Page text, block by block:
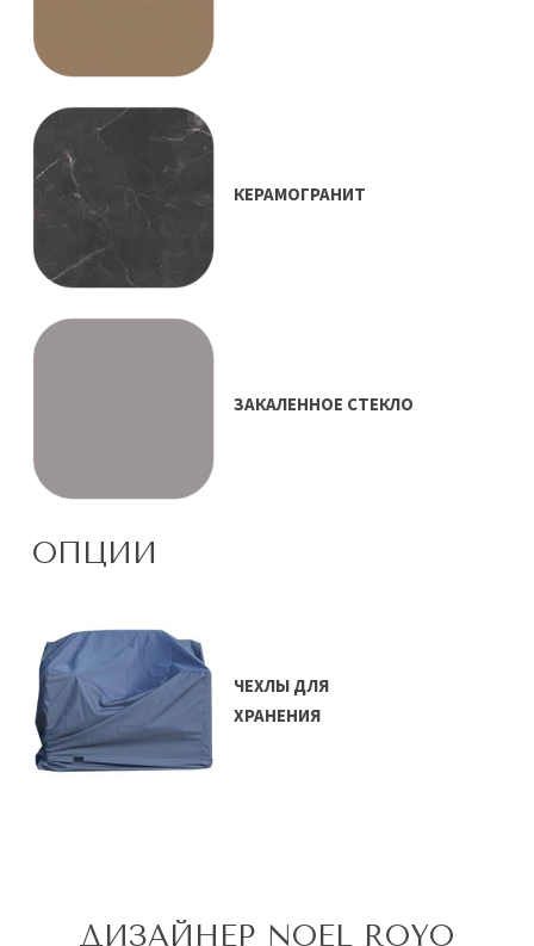
КЕРАМОГРАНИТ
ЗАКАЛЕННОЕ СТЕКЛО
ОПЦИИ
ЧЕХЛЫ ДЛЯ
ХРАНЕНИЯ
ДИЗАЙНЕР NOEL ROYO